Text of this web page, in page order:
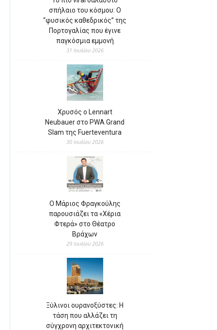
σπήλαιο του κόσμου: Ο
“φυσικός καθεδρικός” της
Πορτογαλίας που έγινε
παγκόσμια εμμονή
31 Ιουλίου 2026
Χρυσός ο Lennart
Neubauer στο PWA Grand
Slam της Fuerteventura
30 Ιουλίου 2026
Ο Μάριος Φραγκούλης
παρουσιάζει τα «Χέρια
Φτερά» στο Θέατρο
Βράχων
29 Ιουλίου 2026
Ξύλινοι ουρανοξύστες: Η
τάση που αλλάζει τη
σύγχρονη αρχιτεκτονική